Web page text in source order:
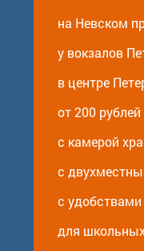
на Невском
у вокзалов
в центре
от 200 рублей
с камерой
с
с
для